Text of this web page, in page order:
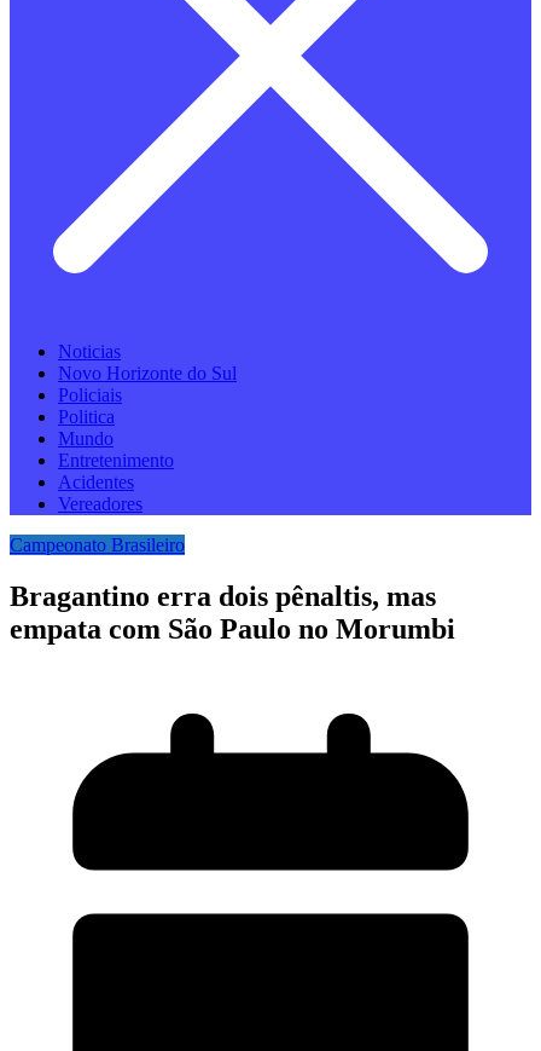
Noticias
Novo Horizonte do Sul
Policiais
Politica
Mundo
Entretenimento
Acidentes
Vereadores
Campeonato Brasileiro
Bragantino erra dois pênaltis, mas
empata com São Paulo no Morumbi